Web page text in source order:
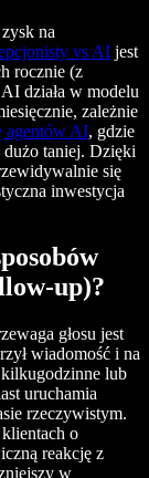
na
vs AI jest
rocznie (z
działa w modelu
zależnie
agentów AI, gdzie
dużo taniej. Dzięki
się
inwestycja
up)?
głosu jest
wiadomość i na
lub
uruchamia
rzeczywistym.
o
reakcję z
w